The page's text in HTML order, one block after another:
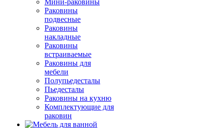
Мини-раковины
Раковины
подвесные
Раковины
накладные
Раковины
встраиваемые
Раковины для
мебели
Полупьедесталы
Пьедесталы
Раковины на кухню
Комплектующие для
раковин